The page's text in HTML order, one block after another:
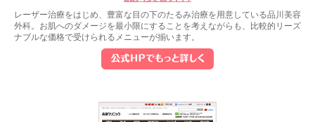
レーザー治療をはじめ、豊富な目の下のたるみ治療を用意している品川美容
外科。お肌へのダメージを最小限にすることを考えながらも、比較的リーズ
ナブルな価格で受けられるメニューが揃います。